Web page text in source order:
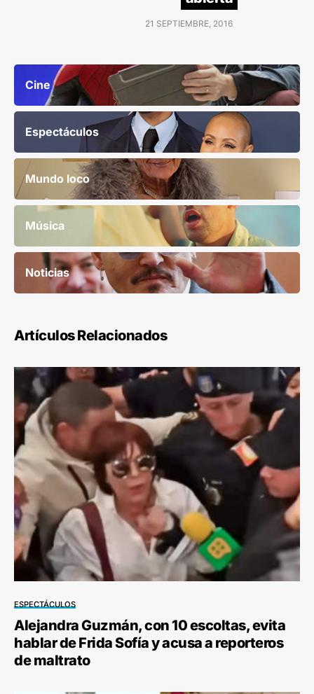
21 SEPTIEMBRE, 2016
Cine
Espectáculos
Mundo loco
Música
Noticias
Artículos Relacionados
ESPECTÁCULOS
Alejandra Guzmán, con 10 escoltas, evita
hablar de Frida Sofía y acusa a reporteros
de maltrato